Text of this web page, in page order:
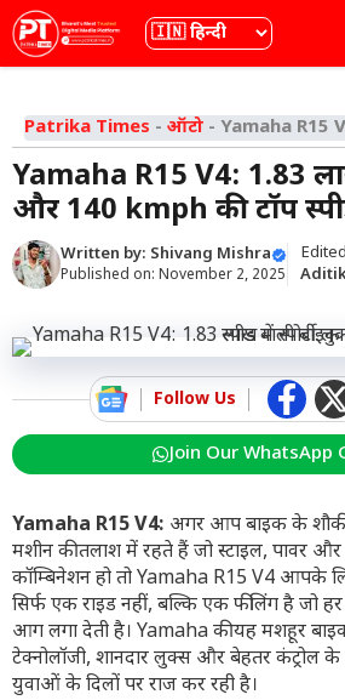
Skip
to
content
भाषा
Patrika Times - ऑटो - Yamaha R15
Yamaha R15 V4: 1.83
और 140 kmph की टॉप
Written by: Shivang Mishra
Published on: November 2, 2025
Follow Us
Join Our WhatsApp
Yamaha R15 V4: अगर आप बाइक के
मशीन की तलाश में रहते हैं जो स्टाइल, पावर
कॉम्बिनेशन हो तो Yamaha R15 V4 आपके
सिर्फ एक राइड नहीं, बल्कि एक फीलिंग है जो
आग लगा देती है। Yamaha की यह मशहूर
टेक्नोलॉजी, शानदार लुक्स और बेहतर कंट्रोल
युवाओं के दिलों पर राज कर रही है।